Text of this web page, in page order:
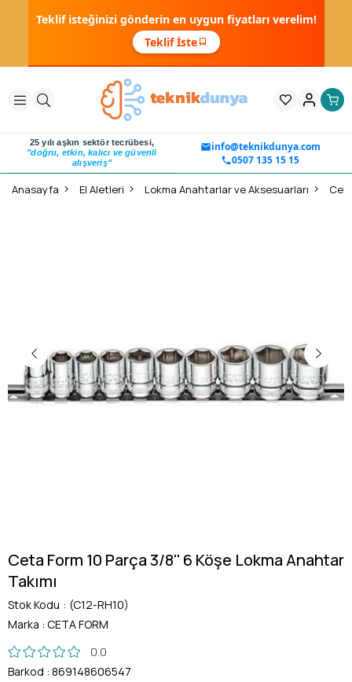
Teklif isteğinizi gönderin en uygun fiyatları verelim!
Teklif İste
25 yılı aşkın sektör tecrübesi,
"doğru, etkin, kalıcı ve güvenli
alışveriş"
info@teknikdunya.com
0507 135 15 15
Anasayfa El Aletleri Lokma Anahtarlar ve Aksesuarları
Ceta Form 10 Parça 3/8'' 6 Köşe Lokma Anahtar
Takımı
Stok Kodu
(C12-RH10)
Marka : CETA FORM
0.0
Barkod : 869148606547